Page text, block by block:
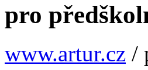
pro
www.artur.cz /